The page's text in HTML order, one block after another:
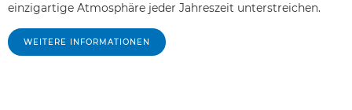
einzigartige Atmosphäre jeder Jahreszeit unterstreichen.
WEITERE INFORMATIONEN